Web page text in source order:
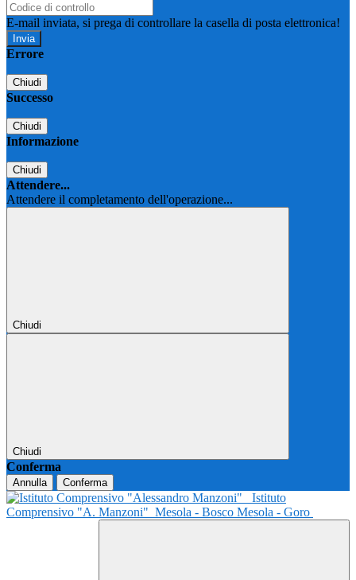
E-mail inviata, si prega di controllare la casella di posta elettronica!
Errore
Chiudi
Successo
Chiudi
Informazione
Chiudi
Attendere...
Attendere il completamento dell'operazione...
Chiudi
Chiudi
Conferma
Annulla Conferma
Istituto
Comprensivo "A. Manzoni" Mesola - Bosco Mesola - Goro